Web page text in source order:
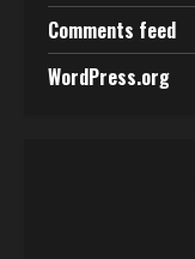
Comments feed
WordPress.org